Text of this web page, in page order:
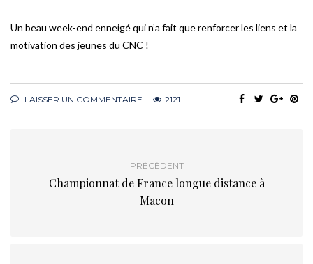
Un beau week-end enneigé qui n’a fait que renforcer les liens et la
motivation des jeunes du CNC !
LAISSER UN COMMENTAIRE 2121
PRÉCÉDENT
Championnat de France longue distance à
Macon